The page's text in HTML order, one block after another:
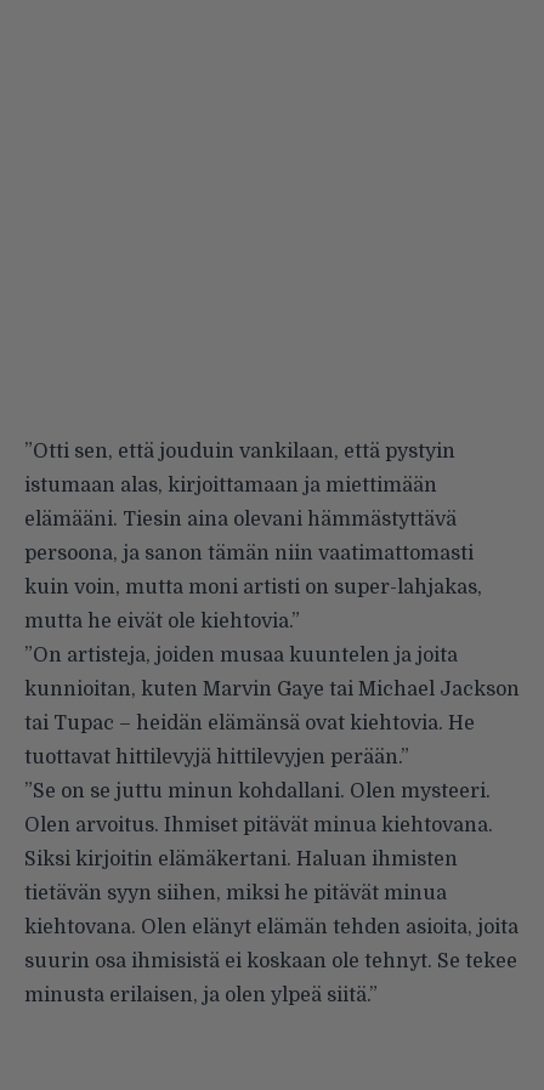
”Otti sen, että jouduin vankilaan, että pystyin
istumaan alas, kirjoittamaan ja miettimään
elämääni. Tiesin aina olevani hämmästyttävä
persoona, ja sanon tämän niin vaatimattomasti
kuin voin, mutta moni artisti on super-lahjakas,
mutta he eivät ole kiehtovia.”
”On artisteja, joiden musaa kuuntelen ja joita
kunnioitan, kuten Marvin Gaye tai Michael Jackson
tai Tupac – heidän elämänsä ovat kiehtovia. He
tuottavat hittilevyjä hittilevyjen perään.”
”Se on se juttu minun kohdallani. Olen mysteeri.
Olen arvoitus. Ihmiset pitävät minua kiehtovana.
Siksi kirjoitin elämäkertani. Haluan ihmisten
tietävän syyn siihen, miksi he pitävät minua
kiehtovana. Olen elänyt elämän tehden asioita, joita
suurin osa ihmisistä ei koskaan ole tehnyt. Se tekee
minusta erilaisen, ja olen ylpeä siitä.”